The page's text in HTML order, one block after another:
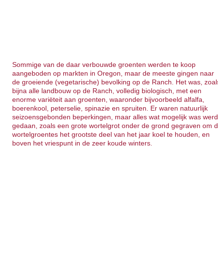
Sommige van de daar verbouwde groenten werden te koop
aangeboden op markten in Oregon, maar de meeste gingen naar
de groeiende (vegetarische) bevolking op de Ranch. Het was,
bijna alle landbouw op de Ranch, volledig biologisch, met een
enorme variëteit aan groenten, waaronder bijvoorbeeld alfalfa,
boerenkool, peterselie, spinazie en spruiten. Er waren natuurlijk
seizoensgebonden beperkingen, maar alles wat mogelijk was werd
gedaan, zoals een grote wortelgrot onder de grond gegraven om
wortelgroentes het grootste deel van het jaar koel te houden, en
boven het vriespunt in de zeer koude winters.